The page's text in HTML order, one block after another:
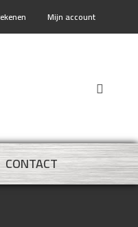
Mijn account
CONTACT